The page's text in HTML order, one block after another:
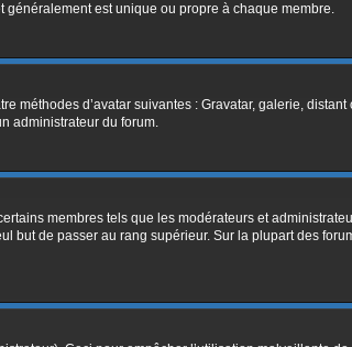
généralement est unique ou propre à chaque membre.
méthodes d’avatar suivantes : Gravatar, galerie,
administrateur du forum.
membres tels que les modérateurs et
but de passer au rang supérieur. Sur la plupart des